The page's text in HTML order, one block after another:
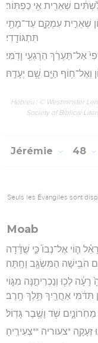
שְׁאֵרִ֖ית אִ֥י כַפְתּֽוֹר׃
שְׁאֵרִ֣ית עִמְקָ֑ם עַד־מָתַ֖י
תִּתְגּוֹדָֽדִי׃
אַל־תַּעְרֵ֔ךְ הֵרָגְעִ֖י וָדֹֽמִּי׃
וְאֶל־ח֥וֹף הַיָּ֖ם שָׁ֥ם יְעָדָֽהּ׃
Hébreu : © Westminster
Society of Biblical
Jérémie 48
Seuls les Évangiles sont
Moab
ה֤וֹי אֶל־נְבוֹ֙ כִּ֣י שֻׁדָּ֔דָה
הֹבִ֥ישָׁה הַמִּשְׂגָּ֖ב וָחָֽתָּה׃
לְכ֖וּ וְנַכְרִיתֶ֣נָּה מִגּ֑וֹי
תִּדֹּ֔מִּי אַחֲרַ֖יִךְ תֵּ֥לֶךְ חָֽרֶב׃
שֹׁ֖ד וָשֶׁ֥בֶר גָּדֽוֹל׃
*צעוריה **צְעִירֶֽיהָ׃